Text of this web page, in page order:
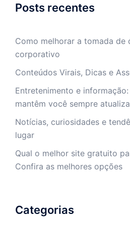
Posts recentes
Como melhorar a tomada de
corporativo
Conteúdos Virais, Dicas e
Entretenimento e
mantêm você sempre
Notícias, curiosidades e
lugar
Qual o melhor site gratuito
Confira as melhores opções
Categorias